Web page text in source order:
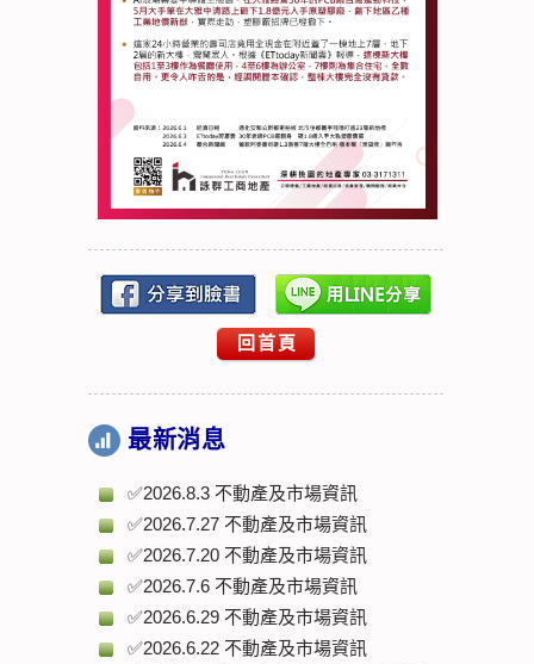
回首頁
最新消息
✅2026.8.3 不動產及市場資訊
✅2026.7.27 不動產及市場資訊
✅2026.7.20 不動產及市場資訊
✅2026.7.6 不動產及市場資訊
✅2026.6.29 不動產及市場資訊
✅2026.6.22 不動產及市場資訊